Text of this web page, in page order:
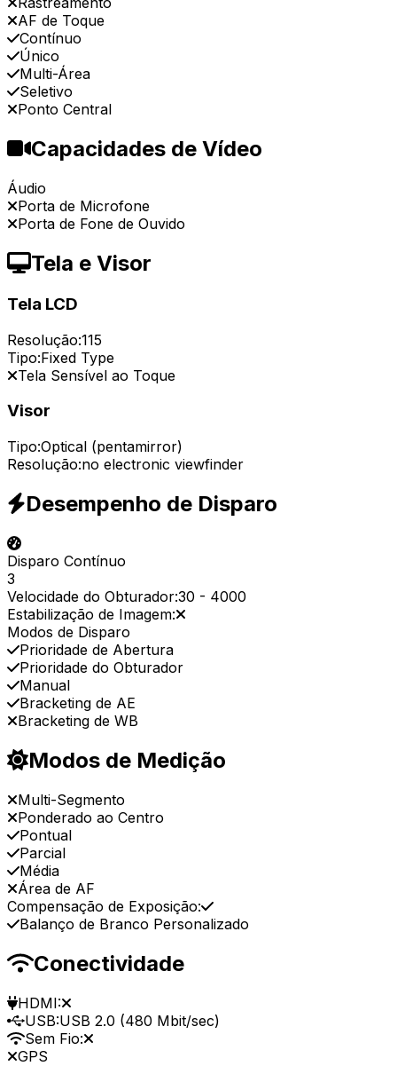
AF de Toque
Contínuo
Único
Multi-Área
Seletivo
Ponto Central
Capacidades de Vídeo
Áudio
Porta de Microfone
Porta de Fone de Ouvido
Tela e Visor
Tela LCD
Resolução:115
Tipo:Fixed Type
Tela Sensível ao Toque
Visor
Tipo:Optical (pentamirror)
Resolução:no electronic viewfinder
Desempenho de Disparo
Disparo Contínuo
3
Velocidade do Obturador:30 - 4000
Estabilização de Imagem:
Modos de Disparo
Prioridade de Abertura
Prioridade do Obturador
Manual
Bracketing de AE
Bracketing de WB
Modos de Medição
Multi-Segmento
Ponderado ao Centro
Pontual
Parcial
Média
Área de AF
Compensação de Exposição:
Balanço de Branco Personalizado
Conectividade
HDMI:
USB:USB 2.0 (480 Mbit/sec)
Sem Fio:
GPS